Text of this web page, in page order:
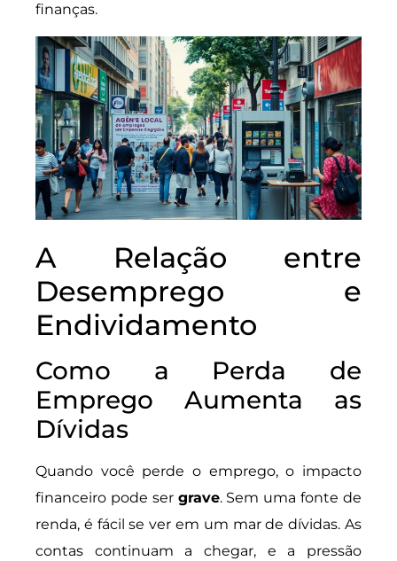
finanças.
A Relação entre
Desemprego e
Endividamento
Como a Perda de
Emprego Aumenta as
Dívidas
Quando você perde o emprego, o impacto
financeiro pode ser grave. Sem uma fonte de
renda, é fácil se ver em um mar de dívidas. As
contas continuam a chegar, e a pressão